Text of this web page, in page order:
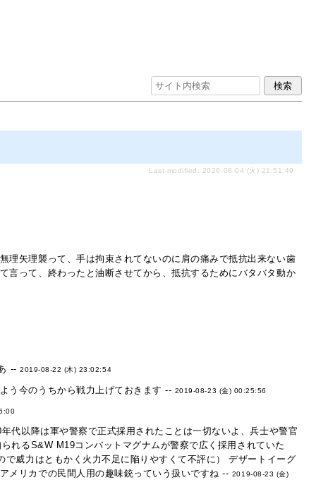
Last-modified: 2026-08-04 (火) 21:51:49
理矢理襲って、手は拘束されてないのに肩の痛みで抵抗出来ない歯
言って、終わったと油断させてから、抵抗するためにバタバタ動か
--2019-08-22 (木) 23:02:54
う今のうちから戦力上げておきます -- 2019-08-23 (金) 00:25:56
代以降は軍や警察で正式採用されたことは一切ないよ、兵士や警官
れるS&W M19コンバットマグナムが警察で広く採用されていた
威力はともかく火力不足に陥りやすくて不評に） デザートイーグ
メリカでの民間人用の趣味銃っていう扱いですね -- 2019-08-23 (金)